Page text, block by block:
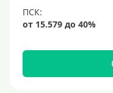
Меньше 1 млн (руб)
10000 руб